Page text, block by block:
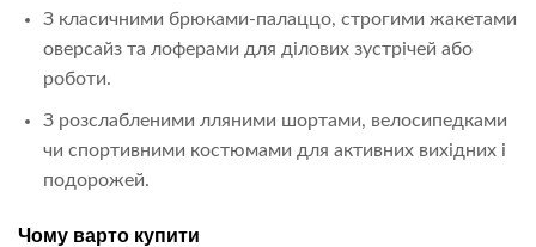
З класичними брюками-палаццо, строгими жакетами
оверсайз та лоферами для ділових зустрічей або
роботи.
З розслабленими лляними шортами, велосипедками
чи спортивними костюмами для активних вихідних і
подорожей.
Чому варто купити